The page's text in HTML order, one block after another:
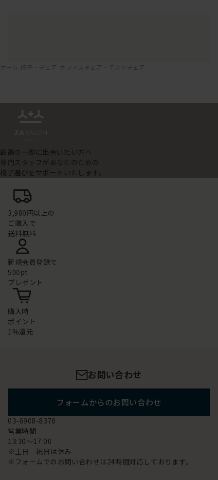
ホーム 椅子・チェア オフィスチェア・デスクチェア
最高の一脚に出会いたい方へ
専門スタッフがあなたのための
椅子選びをサポートいたします。
3,980円以上の
ご購入で
送料無料
新規会員登録で
500pt
プレゼント
購入時
ポイント
1%還元
お問い合わせ
フォームからのお問い合わせ
03-6908-8370
営業時間
13:30～17:00
※土日 祝日は休み
※フォームでのお問い合わせは24時間対応しております。